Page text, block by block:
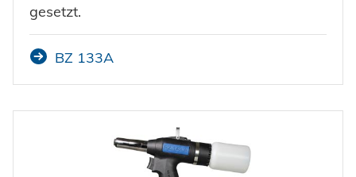
gesetzt.
BZ 133A